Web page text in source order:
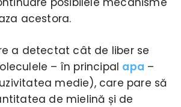
acestora.
a detectat cât de liber se
– în principal apa –
medie), care pare să
de mielină și de